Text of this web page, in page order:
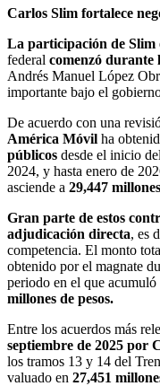
Carlos Slim fortalece
La participación de Slim
federal comenzó durante
Andrés Manuel López
importante bajo el
De acuerdo con una
América Móvil ha
públicos desde el inicio
2024, y hasta enero de
asciende a 29,447
Gran parte de estos
adjudicación directa, es
competencia. El monto
obtenido por el magnate
periodo en el que
millones de pesos.
Entre los acuerdos más
septiembre de 2025 por
los tramos 13 y 14 del
valuado en 27,451